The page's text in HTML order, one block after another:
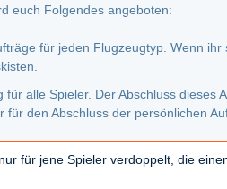
euch Folgendes angeboten:
für jeden Flugzeugtyp. Wenn
für alle Spieler. Der Abschluss dieses
für den Abschluss der persönlichen
für jene Spieler verdoppelt, die